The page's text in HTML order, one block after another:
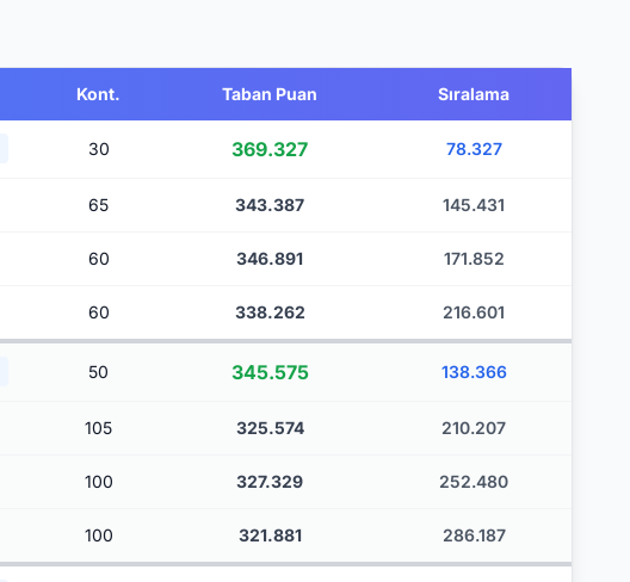
Kont. Taban Puan Sıralama
30 369.327 78.327
65 343.387 145.431
60 346.891 171.852
60 338.262 216.601
50 345.575 138.366
105 325.574 210.207
100 327.329 252.480
100 321.881 286.187